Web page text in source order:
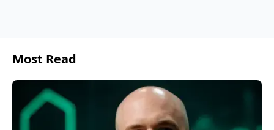
Most Read